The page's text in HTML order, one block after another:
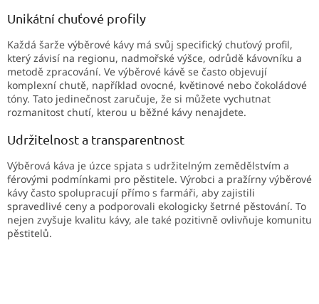
Unikátní chuťové profily
Každá šarže výběrové kávy má svůj specifický chuťový profil,
který závisí na regionu, nadmořské výšce, odrůdě kávovníku a
metodě zpracování. Ve výběrové kávě se často objevují
komplexní chutě, například ovocné, květinové nebo čokoládové
tóny. Tato jedinečnost zaručuje, že si můžete vychutnat
rozmanitost chutí, kterou u běžné kávy nenajdete.
Udržitelnost a transparentnost
Výběrová káva je úzce spjata s udržitelným zemědělstvím a
férovými podmínkami pro pěstitele. Výrobci a pražírny výběrové
kávy často spolupracují přímo s farmáři, aby zajistili
spravedlivé ceny a podporovali ekologicky šetrné pěstování. To
nejen zvyšuje kvalitu kávy, ale také pozitivně ovlivňuje komunitu
pěstitelů.